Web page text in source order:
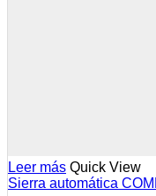
Leer más Quick View
Sierra automática